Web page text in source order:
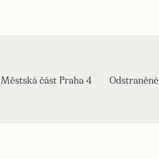
Městská část Praha 4 Odstraněné